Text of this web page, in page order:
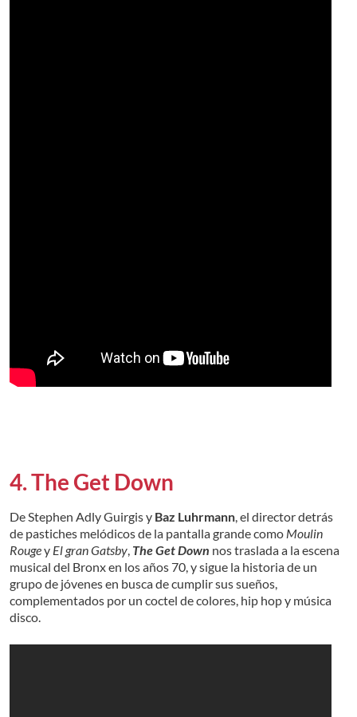
4. The Get Down
De Stephen Adly Guirgis y Baz Luhrmann, el director detrás
de pastiches melódicos de la pantalla grande como Moulin
Rougey El gran Gatsby, The Get Down nos traslada a la escena
musical del Bronx en los años 70, y sigue la historia de un
grupo de jóvenes en busca de cumplir sus sueños,
complementados por un coctel de colores, hip hop y música
disco.